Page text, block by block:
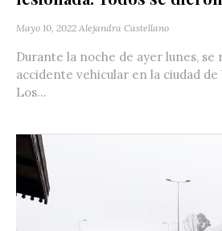
Mayo 10, 2022 Alejandra Castellano
Durante la noche de ayer lunes,
accidente vehicular en la ciudad
Los...